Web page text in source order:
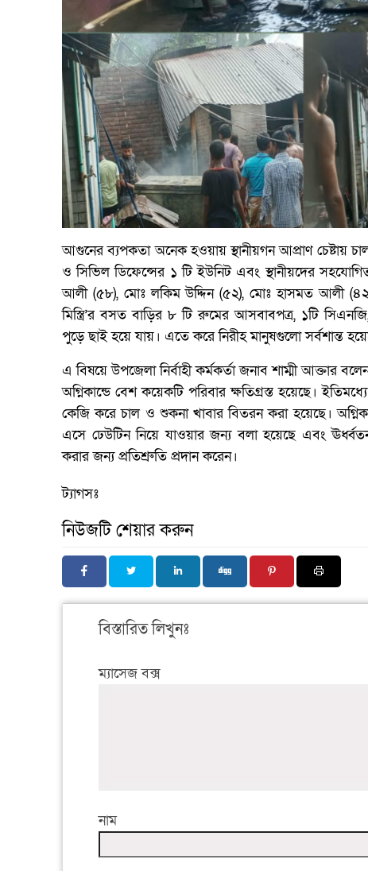
আগুনের ব্যপকতা অনেক হওয়ায় স্থানীয়গন আপ্রাণ চেষ্টায়
ও সিভিল ডিফেন্সের ১ টি ইউনিট এবং স্থানীয়দের
আলী (৫৮), মোঃ লকিম উদ্দিন (৫২), মোঃ হাসমত আলী
মিস্ত্রি’র বসত বাড়ির ৮ টি রুমের আসবাবপত্র, ১টি
পুড়ে ছাই হয়ে যায়। এতে করে নিরীহ মানুষগুলো সর্বশান্ত
এ বিষয়ে উপজেলা নির্বাহী কর্মকর্তা জনাব শাম্মী আক্তার
অগ্নিকান্ডে বেশ কয়েকটি পরিবার ক্ষতিগ্রস্ত হয়েছে।
কেজি করে চাল ও শুকনা খাবার বিতরন করা হয়েছে।
এসে ঢেউটিন নিয়ে যাওয়ার জন্য বলা হয়েছে এবং
করার জন্য প্রতিশ্রুতি প্রদান করেন।
ট্যাগসঃ
নিউজটি শেয়ার করুন
বিস্তারিত লিখুনঃ
ম্যাসেজ বক্স
নাম